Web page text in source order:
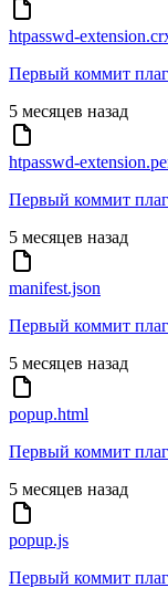
htpasswd-
Первый коммит
5 месяцев назад
htpasswd-
Первый коммит
5 месяцев назад
manifest.json
Первый коммит
5 месяцев назад
popup.html
Первый коммит
5 месяцев назад
popup.js
Первый коммит